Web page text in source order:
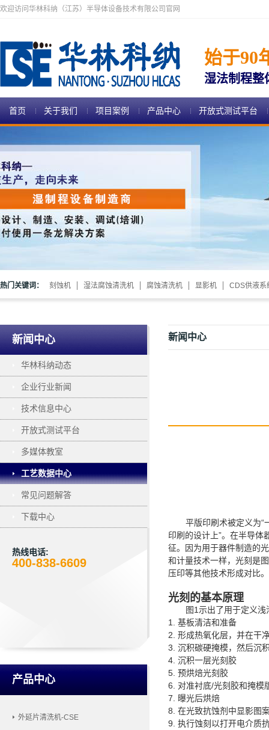
欢迎访问华林科纳（江苏）半导体设备技术有限公司官网
始于90
湿法制程整
首页 关于我们 项目案例 产品中心 开放式测试平台
热门关键词： 刻蚀机 湿法腐蚀清洗机 腐蚀清洗机 显影机 CDS供液系
新闻中心
华林科纳动态
企业行业新闻
技术信息中心
开放式测试平台
多媒体教室
工艺数据中心
常见问题解答
下载中心
热线电话:
400-838-6609
产品中心
外延片清洗机-CSE
新闻中心
平版印刷术被定义为“
印刷的设计上”。在半导
征。因为用于器件制造的
和计量技术一样，光刻是
压印等其他技术形成对比。
光刻的基本原理
图1示出了用于定义
1
. 基板清洁和准备
2. 形成热氧化层，并在干
3. 沉积碳硬掩模，然后沉
4. 沉积一层光刻胶
5. 预烘焙光刻胶
6. 对准衬底/光刻胶和掩模
7. 曝光后烘焙
8. 在光致抗蚀剂中显影图
9. 执行蚀刻以打开电介质